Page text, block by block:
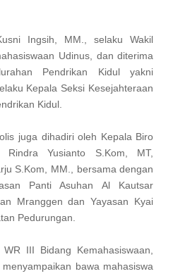
Ingsih, MM., selaku Wakil
Udinus, dan diterima
Pendrikan Kidul yakni
Kepala Seksi Kesejahteraan
Kidul.
juga dihadiri oleh Kepala Biro
Rindra Yusianto S.Kom, MT,
S.Kom, MM., bersama dengan
Panti Asuhan Al Kautsar
Mranggen dan Yayasan Kyai
Pedurungan.
III Bidang Kemahasiswaan,
bawa mahasiswa